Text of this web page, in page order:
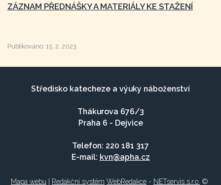
ZÁZNAM PŘEDNÁŠKY A MATERIÁLY KE STAŽENÍ
Publikováno: 15. 2. 2023
Středisko katecheze a výuky náboženství
Thákurova 676/3
Praha 6 - Dejvice
Telefon: 220 181 317
E-mail: kvn@apha.cz
Mapa webu Redakční systém WebRedakce - NETservis s.r.o. ©